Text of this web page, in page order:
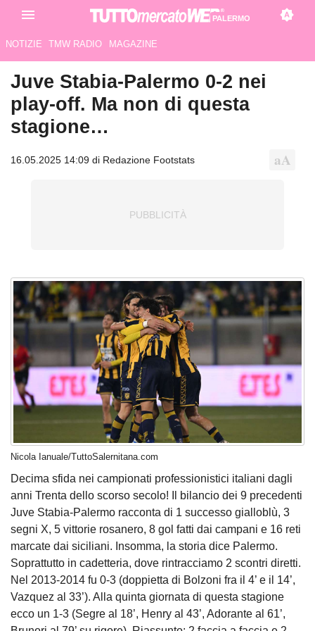
PALERMO
NOTIZIE TMW RADIO MAGAZINE
Juve Stabia-Palermo 0-2 nei
play-off. Ma non di questa
stagione…
16.05.2025 14:09 di Redazione Footstats
Nicola Ianuale/TuttoSalernitana.com
Decima sfida nei campionati professionistici italiani dagli
anni Trenta dello scorso secolo! Il bilancio dei 9 precedenti
Juve Stabia-Palermo racconta di 1 successo gialloblù, 3
segni X, 5 vittorie rosanero, 8 gol fatti dai campani e 16 reti
marcate dai siciliani. Insomma, la storia dice Palermo.
Soprattutto in cadetteria, dove rintracciamo 2 scontri diretti.
Nel 2013-2014 fu 0-3 (doppietta di Bolzoni fra il 4’ e il 14’,
Vazquez al 33’). Alla quinta giornata di questa stagione
ecco un 1-3 (Segre al 18’, Henry al 43’, Adorante al 61’,